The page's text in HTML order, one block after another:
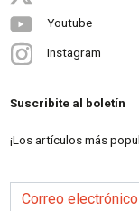
Youtube
Instagram
Suscribite al boletín
¡Los artículos más
Correo